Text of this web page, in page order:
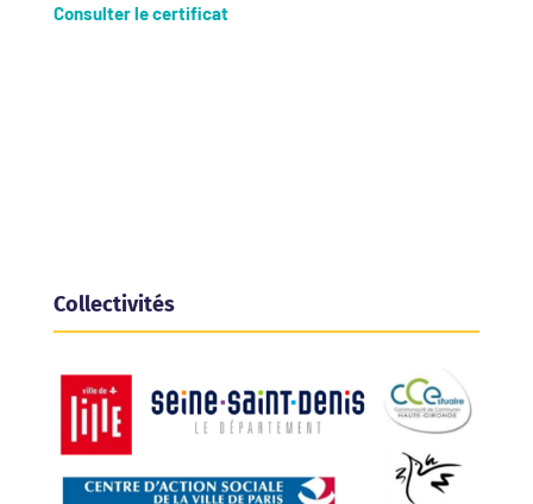
Consulter le certificat
Collectivités